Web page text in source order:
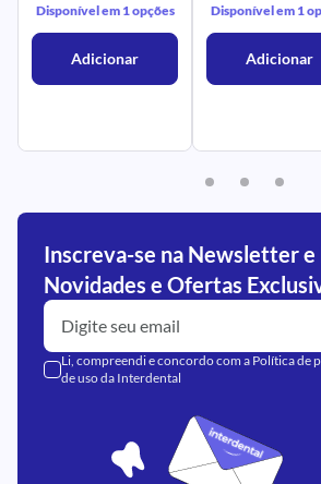
Disponível em 1 opções
Adicionar
Disponível em 1
Adicionar
Inscreva-se na Newsletter e
Novidades e Ofertas
Li, compreendi e concordo com a Política de
de usoda Interdental